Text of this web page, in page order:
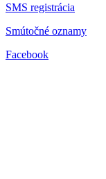
SMS registrácia
Smútočné oznamy
Facebook